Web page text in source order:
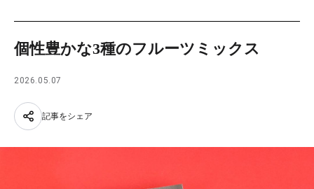
個性豊かな3種のフルーツミックス
2026.05.07
記事をシェア